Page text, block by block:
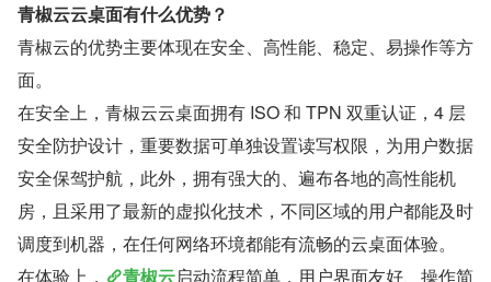
青椒云云桌面有什么优势？
青椒云的优势主要体现在安全、高性能、稳定、易操作等方
面。
在安全上，青椒云云桌面拥有 ISO 和 TPN 双重认证，4 层
安全防护设计，重要数据可单独设置读写权限，为用户数据
安全保驾护航，此外，拥有强大的、遍布各地的高性能机
房，且采用了最新的虚拟化技术，不同区域的用户都能及时
调度到机器，在任何网络环境都能有流畅的云桌面体验。
在体验上，
青椒云启动流程简单，用户界面友好、操作简